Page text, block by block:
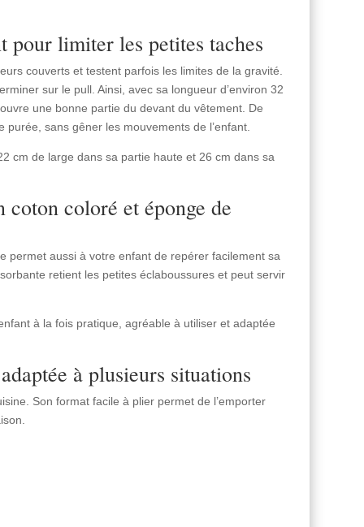
pour limiter les petites taches
couverts et testent parfois les limites de la gravité.
sur le pull. Ainsi, avec sa longueur d’environ 32
une bonne partie du devant du vêtement. De
sans gêner les mouvements de l’enfant.
cm de large dans sa partie haute et 26 cm dans sa
coloré et éponge de
permet aussi à votre enfant de repérer facilement sa
retient les petites éclaboussures et peut servir
à la fois pratique, agréable à utiliser et adaptée
à plusieurs situations
Son format facile à plier permet de l’emporter